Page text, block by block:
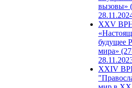
вызовы»
XXV
будущее
мира»
XXIV